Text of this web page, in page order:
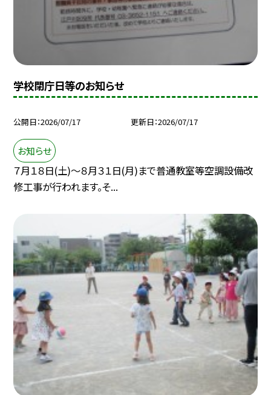
学校閉庁日等のお知らせ
公開日 2026/07/17 更新日 2026/07/17
お知らせ
７月１８日(土)～８月３１日(月)まで普通教室等空調設備改
修工事が行われます。そ...